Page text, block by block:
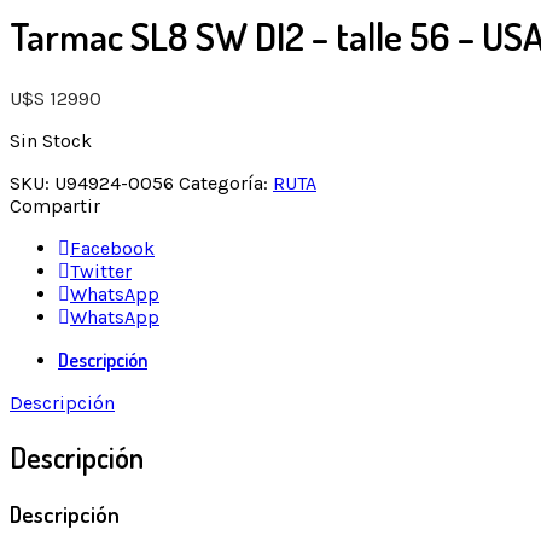
Tarmac SL8 SW DI2 – talle 56 –
U$S 12990
Sin Stock
SKU: U94924-0056 Categoría: RUTA
Compartir
Facebook
Twitter
WhatsApp
WhatsApp
Descripción
Descripción
Descripción
Descripción